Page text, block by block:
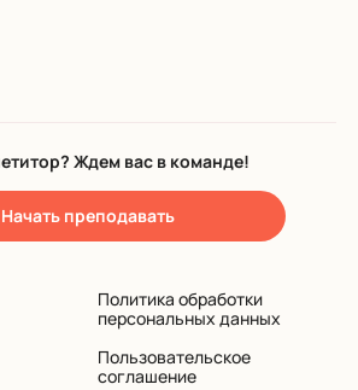
Ждем вас в команде!
Начать преподавать
Политика обработки
персональных данных
Пользовательское
соглашение